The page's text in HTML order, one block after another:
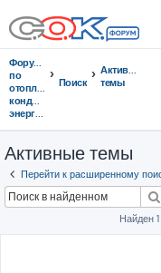
Форумы
по
отоплению,
кондиционированию,
энергосбережению
Поиск
Активные
темы
Активные темы
Перейти к расширенному
Найден